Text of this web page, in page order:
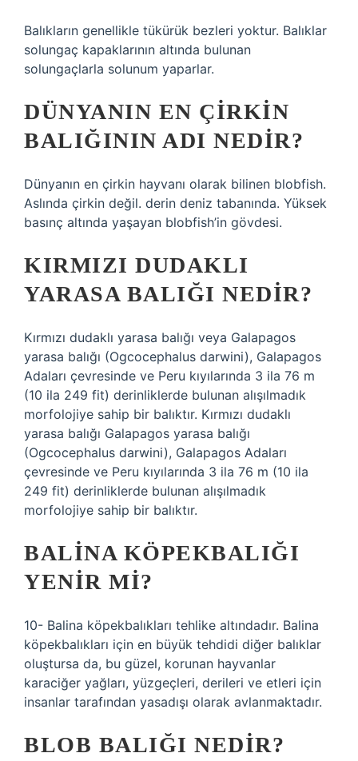
Balıkların genellikle tükürük bezleri yoktur. Balıklar
solungaç kapaklarının altında bulunan
solungaçlarla solunum yaparlar.
DÜNYANIN EN ÇIRKIN
BALIĞININ ADI NEDIR?
Dünyanın en çirkin hayvanı olarak bilinen blobfish.
Aslında çirkin değil. derin deniz tabanında. Yüksek
basınç altında yaşayan blobfish’in gövdesi.
KIRMIZI DUDAKLI
YARASA BALIĞI NEDIR?
Kırmızı dudaklı yarasa balığı veya Galapagos
yarasa balığı (Ogcocephalus darwini), Galapagos
Adaları çevresinde ve Peru kıyılarında 3 ila 76 m
(10 ila 249 fit) derinliklerde bulunan alışılmadık
morfolojiye sahip bir balıktır. Kırmızı dudaklı
yarasa balığı Galapagos yarasa balığı
(Ogcocephalus darwini), Galapagos Adaları
çevresinde ve Peru kıyılarında 3 ila 76 m (10 ila
249 fit) derinliklerde bulunan alışılmadık
morfolojiye sahip bir balıktır.
BALINA KÖPEKBALIĞI
YENIR MI?
10- Balina köpekbalıkları tehlike altındadır. Balina
köpekbalıkları için en büyük tehdidi diğer balıklar
oluştursa da, bu güzel, korunan hayvanlar
karaciğer yağları, yüzgeçleri, derileri ve etleri için
insanlar tarafından yasadışı olarak avlanmaktadır.
BLOB BALIĞI NEDIR?